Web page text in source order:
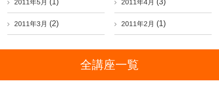
2011年5月 (1) 2011年4月 (3)
2011年3月 (2) 2011年2月 (1)
全講座一覧